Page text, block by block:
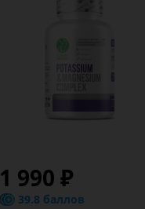
1 990 ₽
39.8 баллов